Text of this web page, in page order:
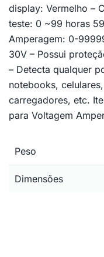
display: Vermelho –
teste: 0 ~99 horas
Amperagem: 0-
30V – Possui
– Detecta qualquer
notebooks,
carregadores, etc.
para Voltagem
Peso
Dimensões